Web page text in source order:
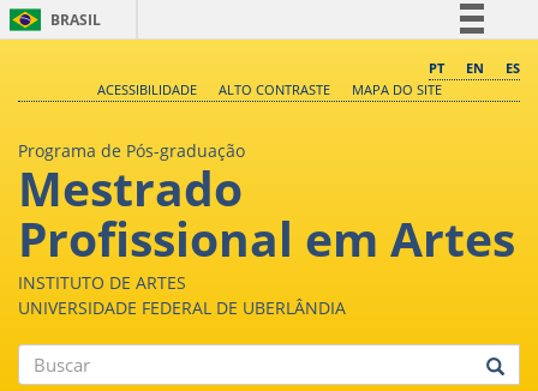
BRASIL
Comunica BR
Canais
PT EN
ES
ACESSIBILIDADE
ALTO CONTRASTE MAPA DO SITE
Programa de Pós-graduação
Mestrado
Profissional em Artes
INSTITUTO DE ARTES
UNIVERSIDADE FEDERAL DE UBERLÂNDIA